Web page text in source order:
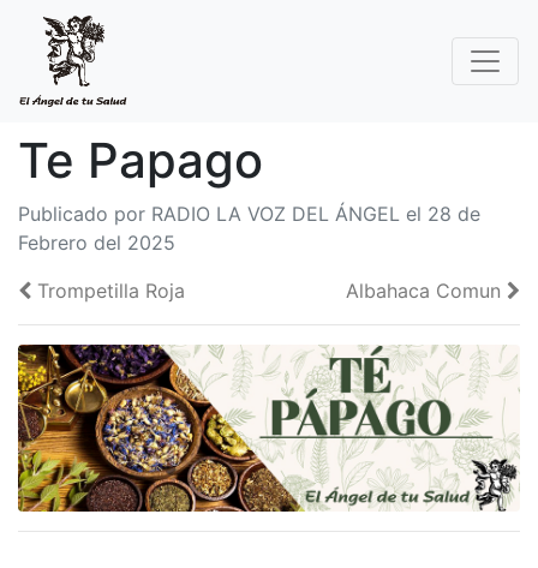
Te Papago
Publicado por RADIO LA VOZ DEL ÁNGEL el 28 de
Febrero del 2025
Trompetilla Roja
Albahaca Comun